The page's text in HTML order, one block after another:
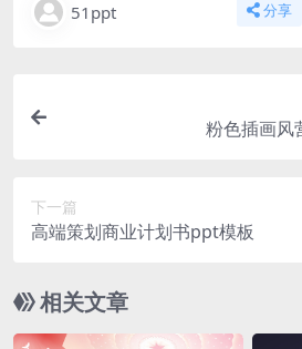
51ppt 分享
粉色插画风
下一篇
高端策划商业计划书ppt模板
相关文章